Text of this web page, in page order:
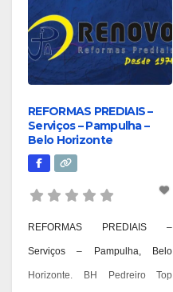
REFORMAS PREDIAIS –
Serviços – Pampulha –
Belo Horizonte
REFORMAS PREDIAIS –
Serviços – Pampulha, Belo
Horizonte. BH Pedreiro Top